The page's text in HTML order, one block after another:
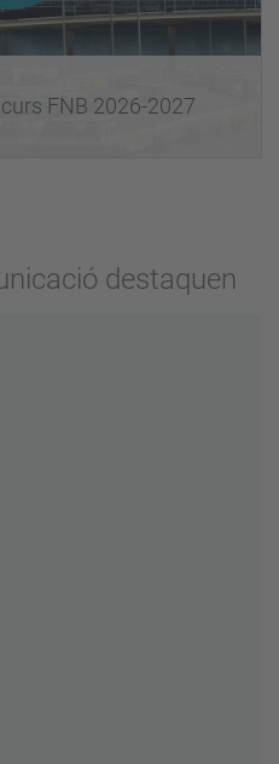
FNB 2026-2027
destaquen